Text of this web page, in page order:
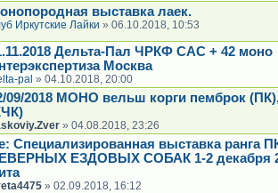
выставка лаек.
Иркутские Лайки » 06.10.2018, 10:53
Дельта-Пал ЧРКФ САС + 42 моно
Москва
pal » 04.10.2018, 20:00
09/2018 МОНО вельш корги пемброк
» 04.08.2018, 23:26
Специализированная выставка ранга
ЕЗДОВЫХ СОБАК 1-2 декабря
» 02.09.2018, 16:12